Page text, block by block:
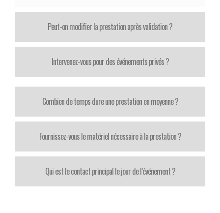
Peut-on modifier la prestation après validation ?
Intervenez-vous pour des événements privés ?
Combien de temps dure une prestation en moyenne ?
Fournissez-vous le matériel nécessaire à la prestation ?
Qui est le contact principal le jour de l’événement ?